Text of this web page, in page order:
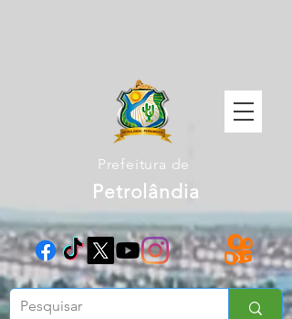
Prefeitura de
Petrolândia